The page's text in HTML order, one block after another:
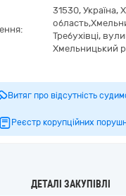
31530, Україна,
область,
Требухівці,
Хмельницький
Витяг про відсутність
Реєстр корупційних
ДЕТАЛІ ЗАКУПІВЛІ